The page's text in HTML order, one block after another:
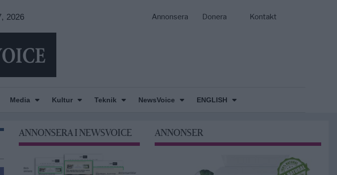
2026 Annonsera Donera Kontakt
Media Kultur Teknik NewsVoice ENGLISH
ANNONSERA I NEWSVOICE ANNONSER